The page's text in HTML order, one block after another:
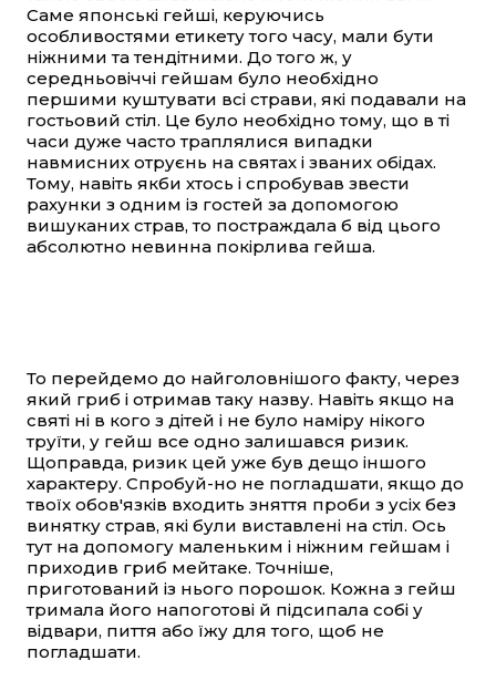
Саме японські гейші, керуючись
особливостями етикету того часу, мали бути
ніжними та тендітними. До того ж, у
середньовіччі гейшам було необхідно
першими куштувати всі страви, які подавали на
гостьовий стіл. Це було необхідно тому, що в ті
часи дуже часто траплялися випадки
навмисних отруєнь на святах і званих обідах.
Тому, навіть якби хтось і спробував звести
рахунки з одним із гостей за допомогою
вишуканих страв, то постраждала б від цього
абсолютно невинна покірлива гейша.
То перейдемо до найголовнішого факту, через
який гриб і отримав таку назву. Навіть якщо на
святі ні в кого з дітей і не було наміру нікого
труїти, у гейш все одно залишався ризик.
Щоправда, ризик цей уже був дещо іншого
характеру. Спробуй-но не погладшати, якщо до
твоїх обов'язків входить зняття проби з усіх без
винятку страв, які були виставлені на стіл. Ось
тут на допомогу маленьким і ніжним гейшам і
приходив гриб мейтаке. Точніше,
приготований із нього порошок. Кожна з гейш
тримала його напоготові й підсипала собі у
відвари, пиття або їжу для того, щоб не
погладшати.